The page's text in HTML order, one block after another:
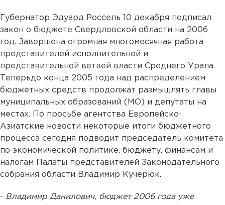
Губернатор Эдуард Россель 10 декабря подписал
закон о бюджете Свердловской области на 2006
год. Завершена огромная многомесячная работа
представителей исполнительной и
представительной ветвей власти Среднего Урала.
Теперьдо конца 2005 года над распределением
бюджетных средств продолжат размышлять главы
муниципальных образований (МО) и депутаты на
местах. По просьбе агентства Европейско-
Азиатские новости некоторые итоги бюджетного
процесса сегодня подводит председатель комитета
по экономической политике, бюджету, финансам и
налогам Палаты представителей Законодательного
собрания области Владимир Кучерюк.
- Владимир Данилович, бюджет 2006 года уже